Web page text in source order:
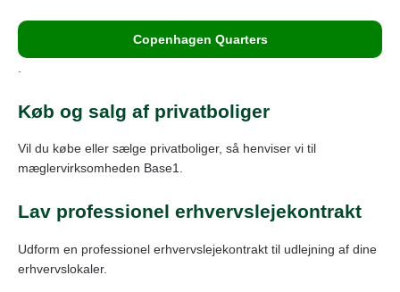
Copenhagen Quarters
Køb og salg af privatboliger
Vil du købe eller sælge privatboliger, så henviser vi til
mæglervirksomheden Base1.
Lav professionel erhvervslejekontrakt
Udform en professionel erhvervslejekontrakt til udlejning af dine
erhvervslokaler.